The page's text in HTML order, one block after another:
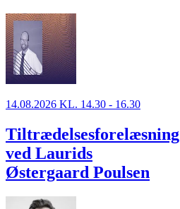
14.08.2026 KL. 14.30 - 16.30
Tiltrædelsesforelæsning
ved Laurids
Østergaard Poulsen